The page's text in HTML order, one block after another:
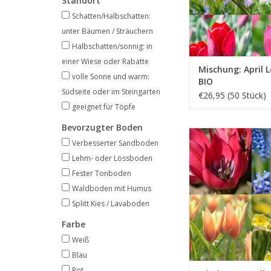
Schatten/Halbschatten:
unter Bäumen / Sträuchern
Halbschatten/sonnig: in
einer Wiese oder Rabatte
volle Sonne und warm:
Südseite oder im Steingarten
geeignet für Töpfe
Bevorzugter Boden
Verbesserter Sandboden
Lehm- oder Lössboden
Fester Tonboden
Waldboden mit Humus
Splitt Kies / Lavaboden
Farbe
Weiß
Blau
INFO UND
Mischung: April
BIO
€26,95 (50 Stück)
Ideal für frühe
Insekten
März bis
Biologisch
INFO UND